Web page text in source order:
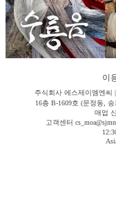
이
주식회사 에스제이엠엔씨
16층 B-1609호 (문정동,
매업
고객센터